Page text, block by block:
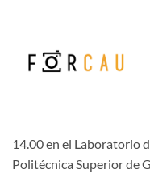
14.00 en el Laboratorio
Politécnica Superior de